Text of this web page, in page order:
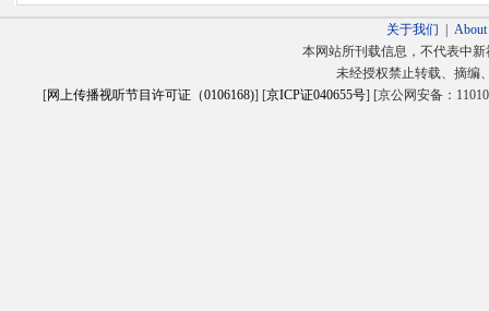
关于我们
About
本网站所刊载信息，不代表中
未经授权禁止转载、摘编
[网上传播视听节目许可证（0106168)] [京ICP证040655号] [京公网安备：